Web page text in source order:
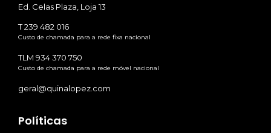
Ed. Celas Plaza, Loja 13
T 239 482 016
Custo de chamada para a rede fixa nacional
TLM 934 370 750
Custo de chamada para a rede móvel nacional
geral@quinalopez.com
Políticas